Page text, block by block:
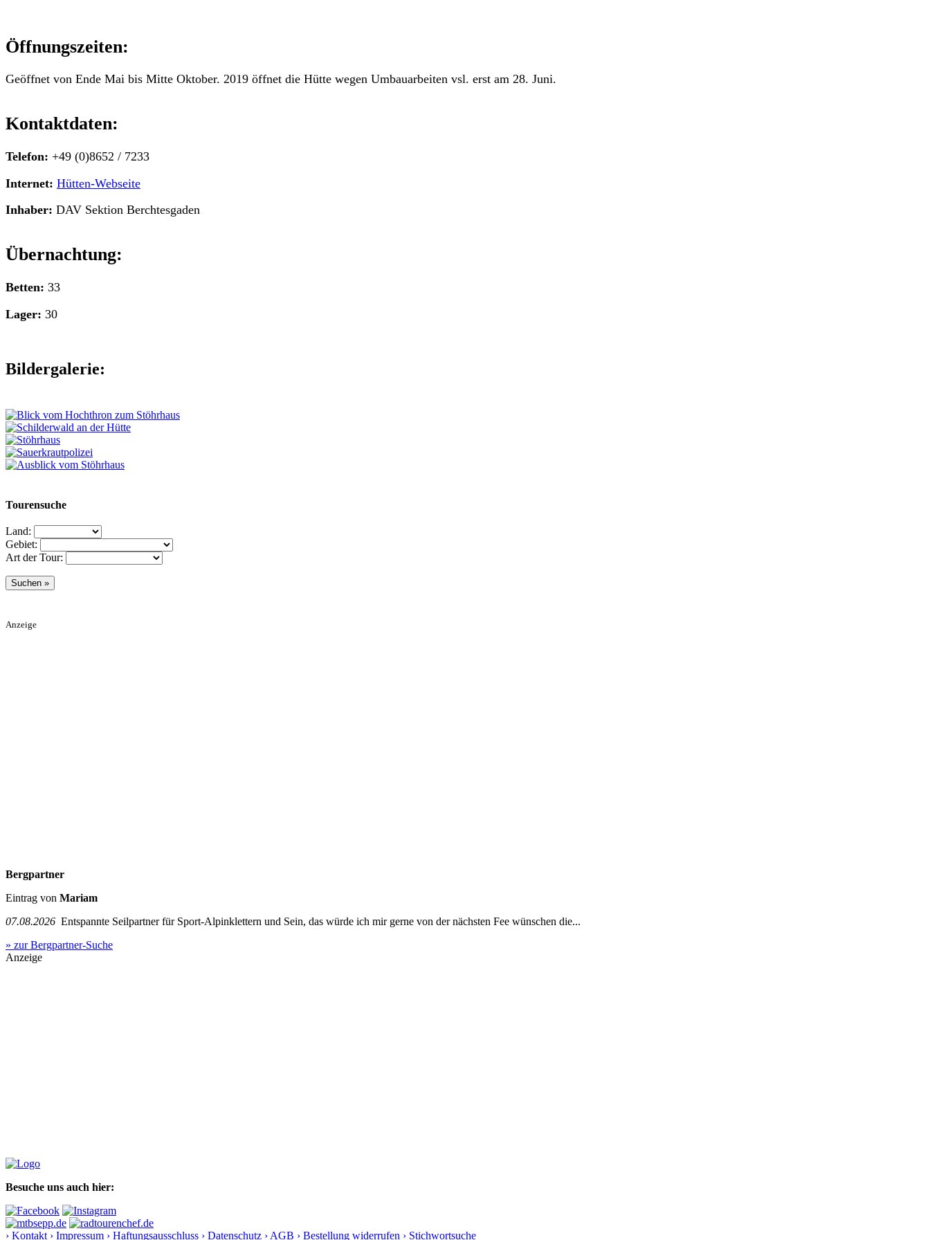
Öffnungszeiten:
Geöffnet von Ende Mai bis Mitte Oktober. 2019 öffnet die Hütte wegen Umbauarbeiten vsl. erst am 28. Juni.
Kontaktdaten:
Telefon: +49 (0)8652 / 7233
Internet: Hütten-Webseite
Inhaber: DAV Sektion Berchtesgaden
Übernachtung:
Betten: 33
Lager: 30
Bildergalerie:
Tourensuche
Land:
Gebiet:
Art der Tour:
Anzeige
Bergpartner
Eintrag von Mariam
07.08.2026 Entspannte Seilpartner für Sport-Alpinklettern und Sein, das würde ich mir gerne von der nächsten Fee wünschen die...
» zur Bergpartner-Suche
Anzeige
Besuche uns auch hier:
› Kontakt › Impressum › Haftungsausschluss › Datenschutz › AGB › Bestellung widerrufen › Stichwortsuche